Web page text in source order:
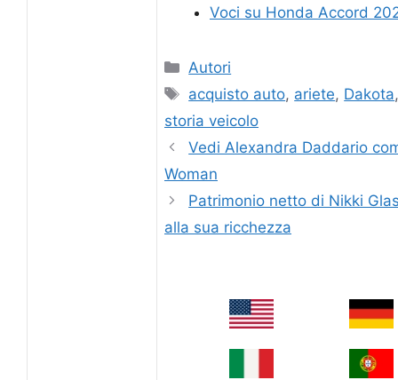
Voci su Honda Accord
Categories
Autori
Tags
acquisto auto, ariete, Dakota
storia veicolo
Vedi Alexandra Daddario
Woman
Patrimonio netto di Nikki
alla sua ricchezza